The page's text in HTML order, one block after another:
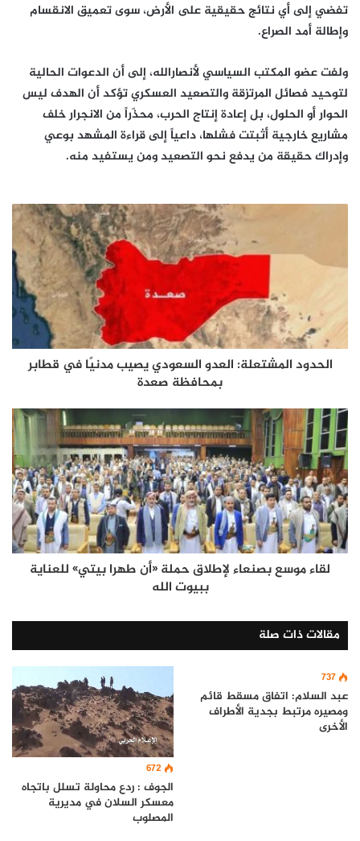
تفضي إلى أي نتائج حقيقية على الأرض، سوى تعميق الانقسام
وإطالة أمد الصراع.
ولفت عضو المكتب السياسي لأنصارالله، إلى أن الدعوات الحالية
لتوحيد فصائل المرتزقة والتصعيد العسكري تؤكد أن الهدف ليس
الحوار أو الحلول، بل إعادة إنتاج الحرب، محذّراً من الانجرار خلف
مشاريع خارجية أثبتت فشلها، داعياً إلى قراءة المشهد بوعي
وإدراك حقيقة من يدفع نحو التصعيد ومن يستفيد منه.
الحدود المشتعلة: العدو السعودي يصيب مدنيًا في قطابر
بمحافظة صعدة
لقاء موسع بصنعاء لإطلاق حملة «أن طهرا بيتي» للعناية
ببيوت الله
مقالات ذات صلة
737
عبد السلام: اتفاق مسقط قائم
ومصيره مرتبط بجدية الأطراف
الأخرى
672
الجوف : ردع محاولة تسلل باتجاه
معسكر السلان في مديرية
المصلوب